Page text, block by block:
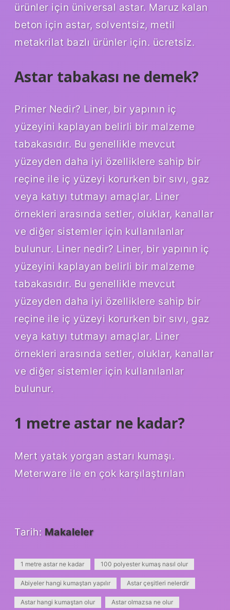
ürünler için üniversal astar. Maruz kalan
beton için astar, solventsiz, metil
metakrilat bazlı ürünler için. ücretsiz.
Astar tabakası ne demek?
Primer Nedir? Liner, bir yapının iç
yüzeyini kaplayan belirli bir malzeme
tabakasıdır. Bu genellikle mevcut
yüzeyden daha iyi özelliklere sahip bir
reçine ile iç yüzeyi korurken bir sıvı, gaz
veya katıyı tutmayı amaçlar. Liner
örnekleri arasında setler, oluklar, kanallar
ve diğer sistemler için kullanılanlar
bulunur. Liner nedir? Liner, bir yapının iç
yüzeyini kaplayan belirli bir malzeme
tabakasıdır. Bu genellikle mevcut
yüzeyden daha iyi özelliklere sahip bir
reçine ile iç yüzeyi korurken bir sıvı, gaz
veya katıyı tutmayı amaçlar. Liner
örnekleri arasında setler, oluklar, kanallar
ve diğer sistemler için kullanılanlar
bulunur.
1 metre astar ne kadar?
Mert yatak yorgan astarı kumaşı.
Meterware ile en çok karşılaştırılan
Tarih: Makaleler
1 metre astar ne kadar 100 polyester kumaş nasıl olur
Abiyeler hangi kumaştan yapılır Astar çeşitleri nelerdir
Astar hangi kumaştan olur Astar olmazsa ne olur